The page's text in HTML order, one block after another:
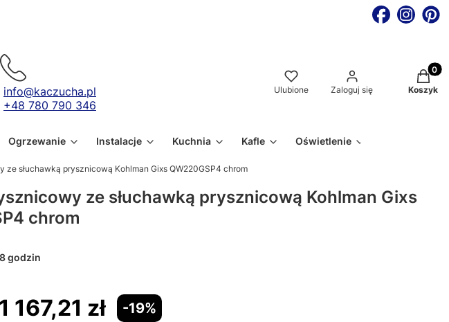
info@kaczucha.pl
+48 780 790 346
Ulubione Zaloguj się Koszyk
Ogrzewanie Instalacje Kuchnia Kafle Oświetlenie
ze słuchawką prysznicową Kohlman Gixs QW220GSP4 chrom
ze słuchawką prysznicową Kohlman Gixs
chrom
godzin
1 167,21 zł -19%